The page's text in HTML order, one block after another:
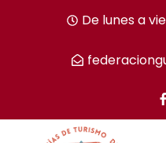
tecla
De lunes a